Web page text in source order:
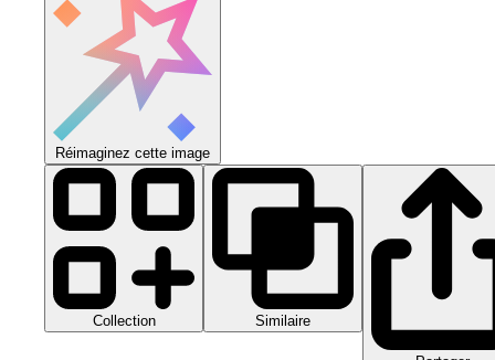
Réimaginez cette image
Collection Similaire